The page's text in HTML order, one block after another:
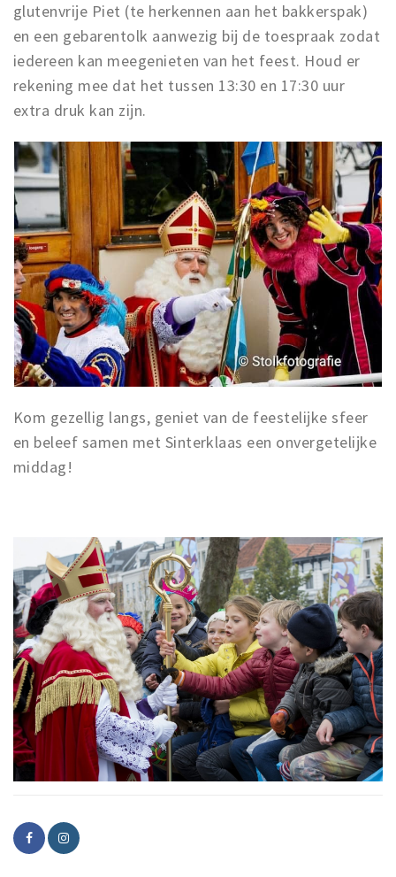
glutenvrije Piet (te herkennen aan het bakkerspak)
en een gebarentolk aanwezig bij de toespraak zodat
iedereen kan meegenieten van het feest. Houd er
rekening mee dat het tussen 13:30 en 17:30 uur
extra druk kan zijn.
Kom gezellig langs, geniet van de feestelijke sfeer
en beleef samen met Sinterklaas een onvergetelijke
middag!